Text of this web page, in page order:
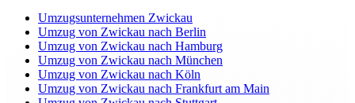
Umzugsunternehmen Zwickau
Umzug von Zwickau nach Berlin
Umzug von Zwickau nach Hamburg
Umzug von Zwickau nach München
Umzug von Zwickau nach Köln
Umzug von Zwickau nach Frankfurt am Main